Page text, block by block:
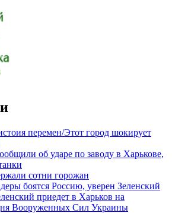
перемен/Этот город шокирует
об ударе по заводу в Харькове,
сотни горожан
боятся Россию, уверен Зеленский
приедет в Харьков на
Вооруженных Сил Украины